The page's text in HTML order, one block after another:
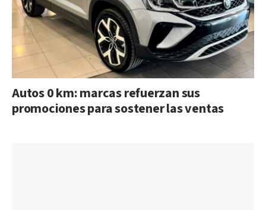
Autos 0 km: marcas refuerzan sus
promociones para sostener las ventas